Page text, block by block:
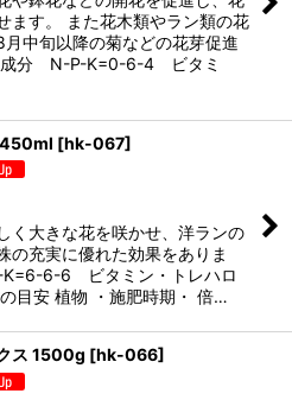
り込む
ます。 また花木類やラン類の花
中旬以降の菊などの花芽促進
成分 N-P-K=0-6-4 ビタミ
450ml [hk-067]
く大きな花を咲かせ、洋ランの
の充実に優れた効果をありま
6-6 ビタミン・トレハロ
目安 植物 ・施肥時期・ 倍…
ス 1500g [hk-066]